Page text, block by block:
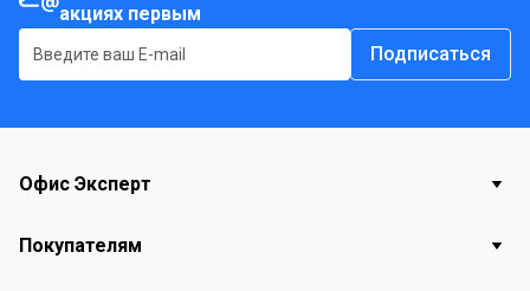
акциях первым
Подписаться
Офис Эксперт
Покупателям